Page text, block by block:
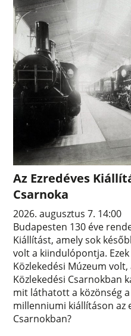
Az Ezredéves
Csarnoka
2026. augusztus 7. 14:00
Budapesten 130 éve
Kiállítást, amely sok
volt a kiindulópontja. Ezek
Közlekedési Múzeum
Közlekedési Csarnokban
mit láthatott a közönség
millenniumi kiállításon az
Csarnokban?